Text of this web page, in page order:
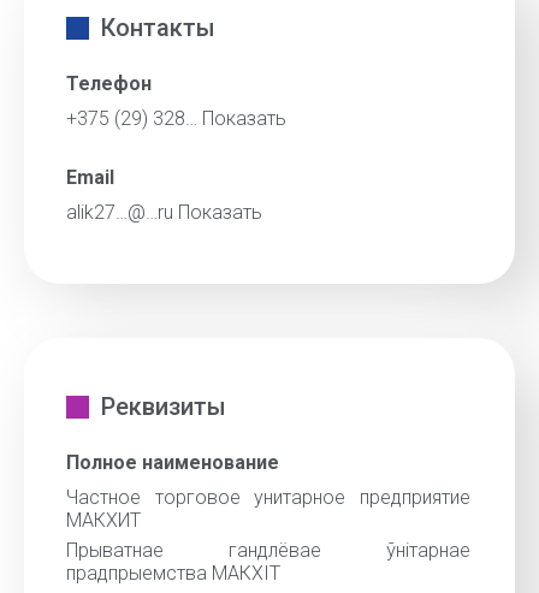
Контакты
Телефон
+375 (29) 328… Показать
Email
alik27…@…ru Показать
Реквизиты
Полное наименование
Частное торговое унитарное предприятие
МАКХИТ
Прыватнае гандлёвае ўнітарнае
прадпрыемства МАКХІТ